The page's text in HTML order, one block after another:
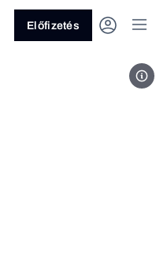
Előfizetés